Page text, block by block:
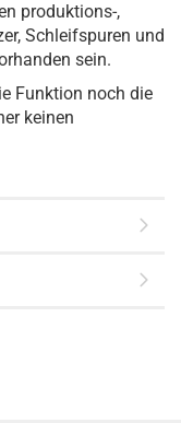
produktions-,
Schleifspuren und
sein.
Funktion noch die
keinen